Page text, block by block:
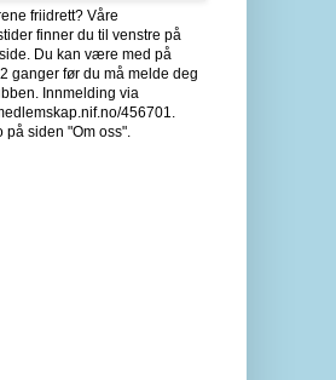
friidrett? Våre
finner du til venstre på
Du kan være med på
ganger før du må melde deg
Innmelding via
456701.
på siden "Om oss".